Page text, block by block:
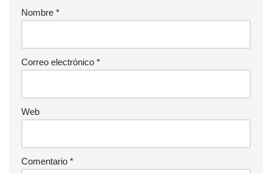
Nombre *
Correo electrónico *
Web
Comentario *